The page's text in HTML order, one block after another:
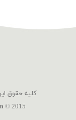
کلیه حقوق
© 2015